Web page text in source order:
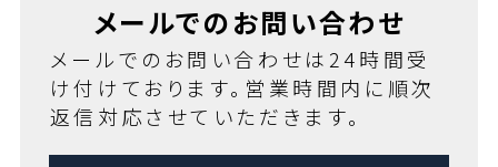
メールでのお問い合わせ
メールでのお問い合わせは24時間受
け付けております。営業時間内に順次
返信対応させていただきます。